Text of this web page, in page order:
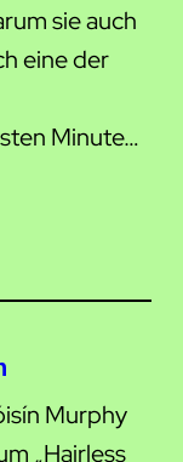
sie auch
eine der
Minute…
Murphy
„Hairless